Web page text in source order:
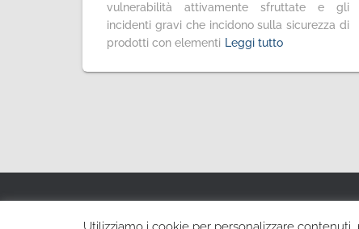
vulnerabilità attivamente sfruttate e gli
incidenti gravi che incidono sulla sicurezza di
prodotti con elementi Leggi tutto